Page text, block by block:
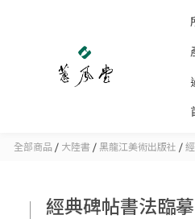
全部商品 / 大陸書 / 黑龍江美術出版社 /
經典碑帖書法臨